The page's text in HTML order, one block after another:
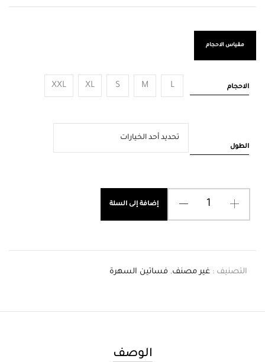
مقياس الاحجام
الاحجام L
M
S
XL
XXL
الطول
إضافة إلى السلة
التصنيف : غير مصنف, فساتين السهرة
الوصف